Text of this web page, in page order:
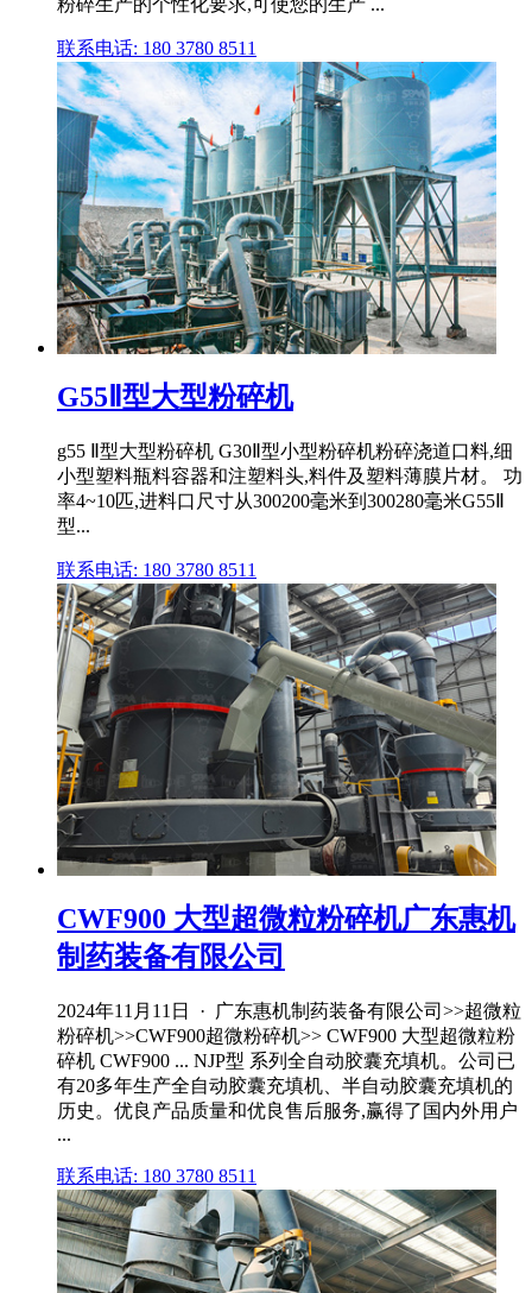
粉碎生产的个性化要求,可使您的生产 ...
联系电话: 180 3780 8511
G55Ⅱ型大型粉碎机
g55 Ⅱ型大型粉碎机 G30Ⅱ型小型粉碎机粉碎浇道口料,细
小型塑料瓶料容器和注塑料头,料件及塑料薄膜片材。 功
率4~10匹,进料口尺寸从300200毫米到300280毫米G55Ⅱ
型...
联系电话: 180 3780 8511
CWF900 大型超微粒粉碎机广东惠机
制药装备有限公司
2024年11月11日 · 广东惠机制药装备有限公司>>超微粒
粉碎机>>CWF900超微粉碎机>> CWF900 大型超微粒粉
碎机 CWF900 ... NJP型 系列全自动胶囊充填机。公司已
有20多年生产全自动胶囊充填机、半自动胶囊充填机的
历史。优良产品质量和优良售后服务,赢得了国内外用户
...
联系电话: 180 3780 8511